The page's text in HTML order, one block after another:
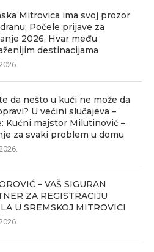
Mitrovica ima svoj prozor
Počele prijave za
2026, Hvar među
destinacijama
da nešto u kući ne može da
U većini slučajeva –
Kućni majstor Milutinović –
za svaki problem u domu
– VAŠ SIGURAN
ZA REGISTRACIJU
U SREMSKOJ MITROVICI